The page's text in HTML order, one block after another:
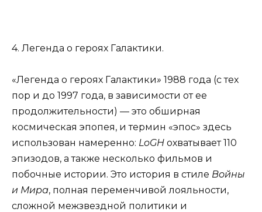
4. Легенда о героях Галактики.
«Легенда о героях Галактики» 1988 года (с тех
пор и до 1997 года, в зависимости от ее
продолжительности) — это обширная
космическая эпопея, и термин «эпос» здесь
использован намеренно: LoGH охватывает 110
эпизодов, а также несколько фильмов и
побочные истории. Это история в стиле Войны
и Мира, полная переменчивой лояльности,
сложной межзвездной политики и